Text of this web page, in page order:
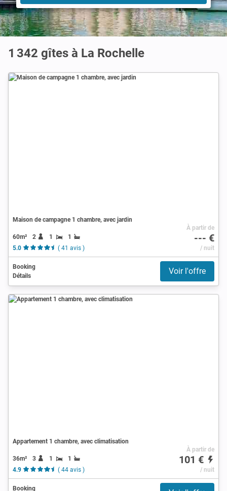
1 342 gîtes à La Rochelle
Maison de campagne 1 chambre, avec jardin
60m² 2 1
1
5.0
( 41 avis )
À partir de
--- €
/ nuit
Booking
Détails
Voir l'offre
Appartement 1 chambre, avec climatisation
36m² 3 1
1
4.9
( 44 avis )
À partir de
101 €
/ nuit
Booking